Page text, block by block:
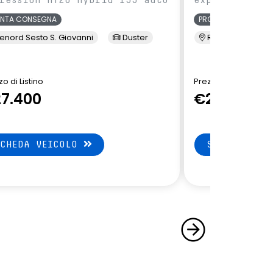
CONSEGNA
Sesto S. Giovanni Duster
di Listino
VEICOLO
PRONTA CONSEGNA
Renord Sesto S.
Prezzo di Listino
€27.550
SCHEDA